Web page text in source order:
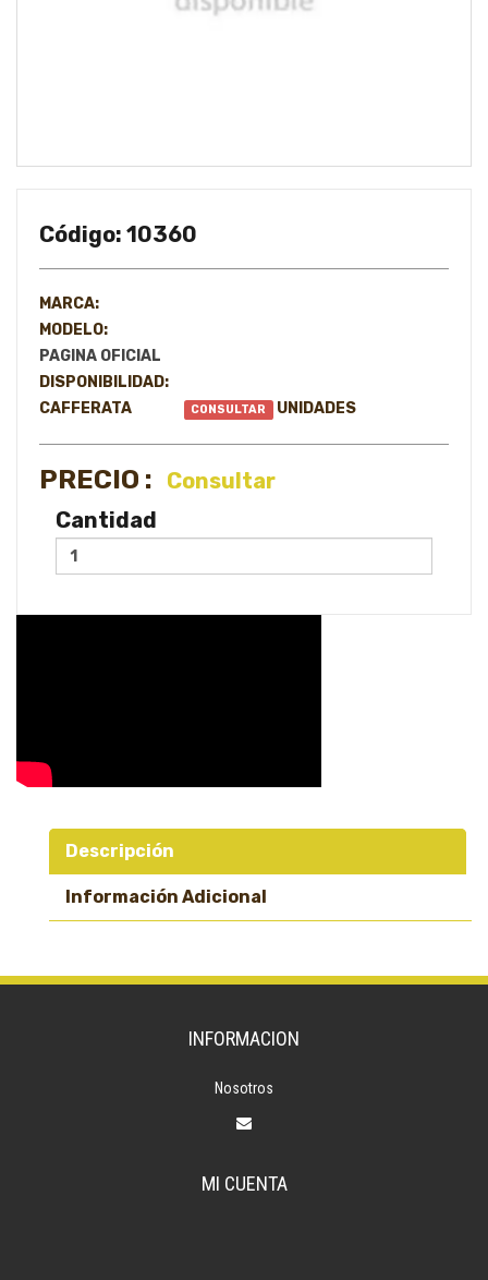
Código: 10360
MARCA:
MODELO:
PAGINA OFICIAL
DISPONIBILIDAD:
CAFFERATA
CONSULTAR UNIDADES
PRECIO :
Consultar
Cantidad
Descripción
Información Adicional
INFORMACION
Nosotros
MI CUENTA